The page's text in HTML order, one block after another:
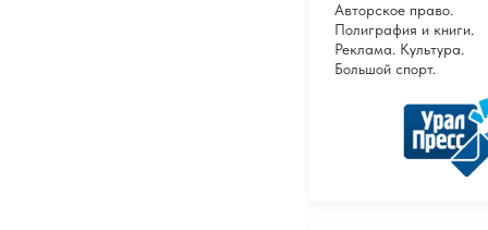
Авторское право.
Полиграфия и книги.
Реклама. Культура.
Большой спорт.